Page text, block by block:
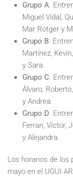
Grupo A.
Miguel Vidal,
Mar Rotger y
Grupo B.
Martínez,
y Sara.
Grupo C.
Álvaro,
y Andrea.
Grupo D.
Ferran, Victor,
y Alejandra.
Los horarios de los
mayo en el UGUI